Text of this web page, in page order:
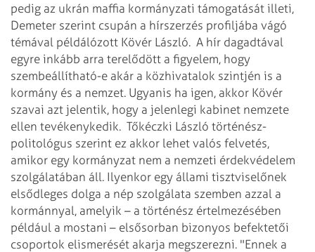
pedig az ukrán maffia kormányzati támogatását illeti,
Demeter szerint csupán a hírszerzés profiljába vágó
témával példálózott Kövér László. A hír dagadtával
egyre inkább arra terelődött a figyelem, hogy
szembeállítható-e akár a közhivatalok szintjén is a
kormány és a nemzet. Ugyanis ha igen, akkor Kövér
szavai azt jelentik, hogy a jelenlegi kabinet nemzete
ellen tevékenykedik. Tőkéczki László történész-
politológus szerint ez akkor lehet valós felvetés,
amikor egy kormányzat nem a nemzeti érdekvédelem
szolgálatában áll. Ilyenkor egy állami tisztviselőnek
elsődleges dolga a nép szolgálata szemben azzal a
kormánnyal, amelyik – a történész értelmezésében
például a mostani – elsősorban bizonyos befektetői
csoportok elismerését akarja megszerezni. "Ennek a